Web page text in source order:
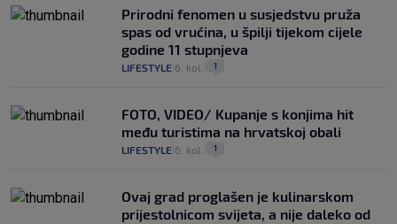
Prirodni fenomen u susjedstvu pruža
spas od vrućina, u špilji tijekom cijele
godine 11 stupnjeva
LIFESTYLE 6. kol. 1
FOTO, VIDEO/ Kupanje s konjima hit
među turistima na hrvatskoj obali
LIFESTYLE 6. kol. 1
Ovaj grad proglašen je kulinarskom
prijestolnicom svijeta, a nije daleko od